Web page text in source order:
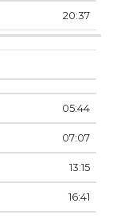
20:37
05:44
07:07
13:15
16:41